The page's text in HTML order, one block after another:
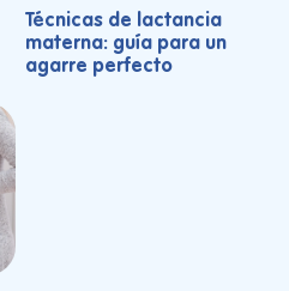
Técnicas de lactancia
materna: guía para un
agarre perfecto